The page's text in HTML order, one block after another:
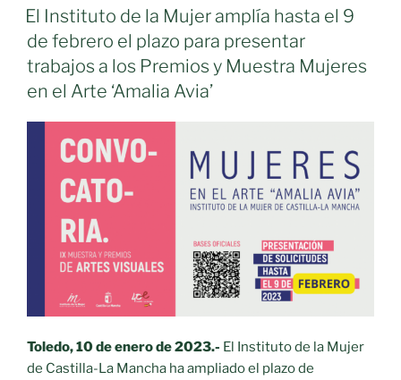
EL
El Instituto de la Mujer amplía hasta el 9
de febrero el plazo para presentar
trabajos a los Premios y Muestra Mujeres
en el Arte ‘Amalia Avia’
Toledo, 10 de enero de 2023.- El Instituto de la Mujer
de Castilla-La Mancha ha ampliado el plazo de